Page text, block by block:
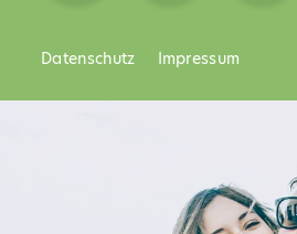
Datenschutz Impressum